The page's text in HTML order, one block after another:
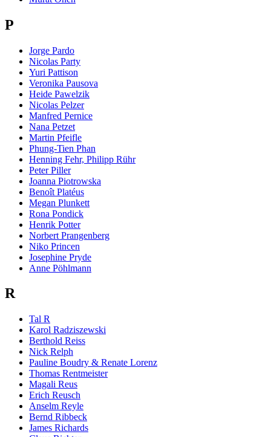
P
Jorge Pardo
Nicolas Party
Yuri Pattison
Veronika Pausova
Heide Pawelzik
Nicolas Pelzer
Manfred Pernice
Nana Petzet
Martin Pfeifle
Phung-Tien Phan
Henning Fehr, Philipp Rühr
Peter Piller
Joanna Piotrowska
Benoît Platéus
Megan Plunkett
Rona Pondick
Henrik Potter
Norbert Prangenberg
Niko Princen
Josephine Pryde
Anne Pöhlmann
R
Tal R
Karol Radziszewski
Berthold Reiss
Nick Relph
Pauline Boudry & Renate Lorenz
Thomas Rentmeister
Magali Reus
Erich Reusch
Anselm Reyle
Bernd Ribbeck
James Richards